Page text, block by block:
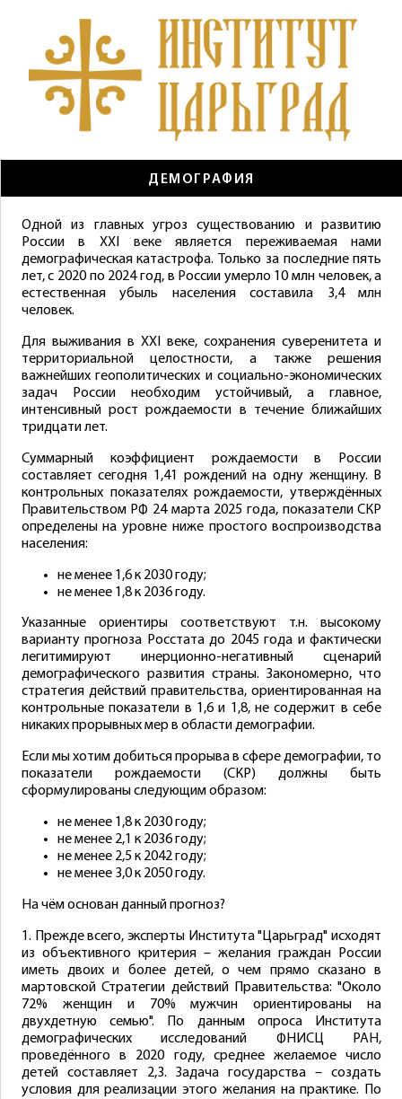
ДЕМОГРАФИЯ
Одной из главных угроз существованию и развитию
России в XXI веке является переживаемая нами
демографическая катастрофа. Только за последние пять
лет, с 2020 по 2024 год, в России умерло 10 млн человек, а
естественная убыль населения составила 3,4 млн
человек.
Для выживания в XXI веке, сохранения суверенитета и
территориальной целостности, а также решения
важнейших геополитических и социально-экономических
задач России необходим устойчивый, а главное,
интенсивный рост рождаемости в течение ближайших
тридцати лет.
Суммарный коэффициент рождаемости в России
составляет сегодня 1,41 рождений на одну женщину. В
контрольных показателях рождаемости, утверждённых
Правительством РФ 24 марта 2025 года, показатели СКР
определены на уровне ниже простого воспроизводства
населения:
не менее 1,6 к 2030 году;
не менее 1,8 к 2036 году.
Указанные ориентиры соответствуют т.н. высокому
варианту прогноза Росстата до 2045 года и фактически
легитимируют инерционно-негативный сценарий
демографического развития страны. Закономерно, что
стратегия действий правительства, ориентированная на
контрольные показатели в 1,6 и 1,8, не содержит в себе
никаких прорывных мер в области демографии.
Если мы хотим добиться прорыва в сфере демографии, то
показатели рождаемости (СКР) должны быть
сформулированы следующим образом:
не менее 1,8 к 2030 году;
не менее 2,1 к 2036 году;
не менее 2,5 к 2042 году;
не менее 3,0 к 2050 году.
На чём основан данный прогноз?
1. Прежде всего, эксперты Института "Царьград" исходят
из объективного критерия – желания граждан России
иметь двоих и более детей, о чем прямо сказано в
мартовской Стратегии действий Правительства: "Около
72% женщин и 70% мужчин ориентированы на
двухдетную семью". По данным опроса Института
демографических исследований ФНИСЦ РАН,
проведённого в 2020 году, среднее желаемое число
детей составляет 2,3. Задача государства – создать
условия для реализации этого желания на практике. По